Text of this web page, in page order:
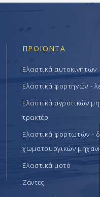
ΠΡΟΪΟΝΤΑ
Ελαστικά αυτοκινήτων
Ελαστικά φορτηγών -
Ελαστικά αγροτικών
τρακτέρ
Ελαστικά φορτωτών -
χωματουργικών
Ελαστικά μοτό
Ζάντες